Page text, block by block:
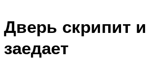
Дверь скрипит и
заедает